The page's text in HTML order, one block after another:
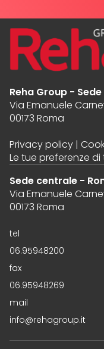
Reha Group -
Via Emanuele
00173 Roma
Privacy policy |
Le tue preferenze
Sede centrale -
Via Emanuele
00173 Roma
tel
06.95948200
fax
06.95948269
mail
info@rehagroup.it